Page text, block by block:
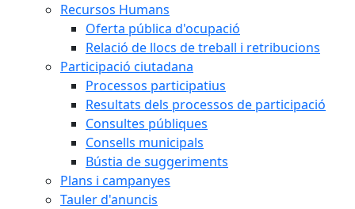
Recursos Humans
Oferta pública d'ocupació
Relació de llocs de treball i retribucions
Participació ciutadana
Processos participatius
Resultats dels processos de participació
Consultes públiques
Consells municipals
Bústia de suggeriments
Plans i campanyes
Tauler d'anuncis